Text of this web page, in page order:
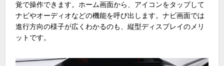
覚で操作できます。ホーム画面から、アイコンをタップして
ナビやオーディオなどの機能を呼び出します。ナビ画面では
進行方向の様子が広くわかるのも、縦型ディスプレイのメリ
ットです。